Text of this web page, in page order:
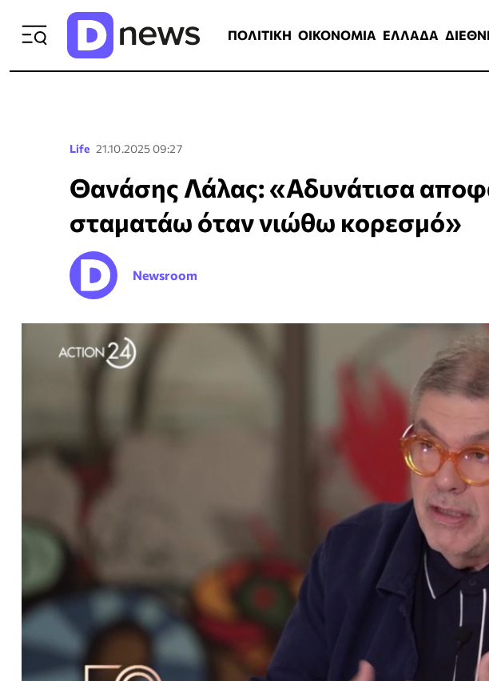
ΠΟΛΙΤΙΚΗ ΟΙΚΟΝΟΜΙΑ ΕΛΛΑΔΑ
Life 21.10.2025 09:27
Θανάσης Λάλας: «Αδυνάτισα
σταματάω όταν νιώθω κορεσμό»
Newsroom